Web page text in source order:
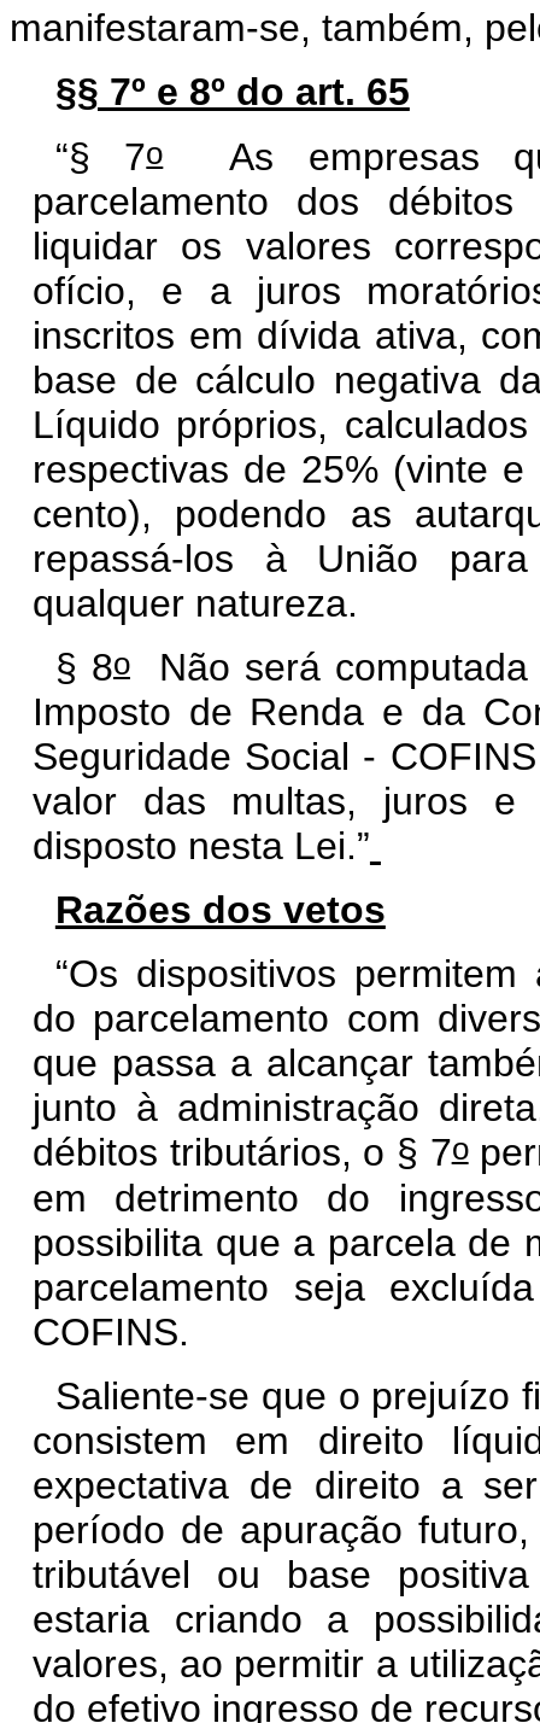
manifestaram-se, também,
§§ 7º e 8º do art. 65
“§ 7oAs empresas
parcelamento dos
liquidar os valores
ofício, e a juros
inscritos em dívida ativa,
base de cálculo negativa
Líquido próprios,
respectivas de 25% (vinte
cento), podendo as
repassá-los à União
qualquer natureza.
§ 8oNão será computada
Imposto de Renda e da
Seguridade Social -
valor das multas, juros e
disposto nesta Lei.”
Razões dos vetos
“Os dispositivos
do parcelamento com
que passa a alcançar
junto à administração
débitos tributários, o § 7o
em detrimento do
possibilita que a parcela de
parcelamento seja
COFINS.
Saliente-se que o prejuízo
consistem em direito
expectativa de direito a
período de apuração
tributável ou base
estaria criando a
valores, ao permitir a
do efetivo ingresso de